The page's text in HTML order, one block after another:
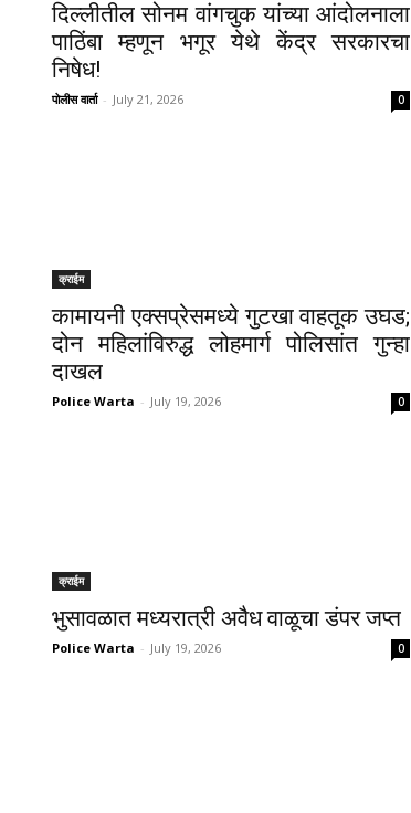
दिल्लीतील सोनम वांगचुक यांच्या आंदोलनाला
पाठिंबा म्हणून भगूर येथे केंद्र सरकारचा
निषेध!
पोलीस वार्ता - July 21, 2026 0
क्राईम
कामायनी एक्सप्रेसमध्ये गुटखा वाहतूक उघड;
दोन महिलांविरुद्ध लोहमार्ग पोलिसांत गुन्हा
दाखल
Police Warta - July 19, 2026 0
क्राईम
भुसावळात मध्यरात्री अवैध वाळूचा डंपर जप्त
Police Warta - July 19, 2026 0